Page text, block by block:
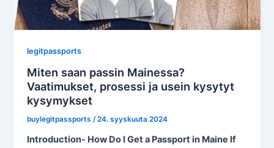
legitpassports
Miten saan passin Mainessa?
Vaatimukset, prosessi ja usein kysytyt
kysymykset
buylegitpassports/24. syyskuuta 2024
Introduction- How Do I Get a Passport in Maine If